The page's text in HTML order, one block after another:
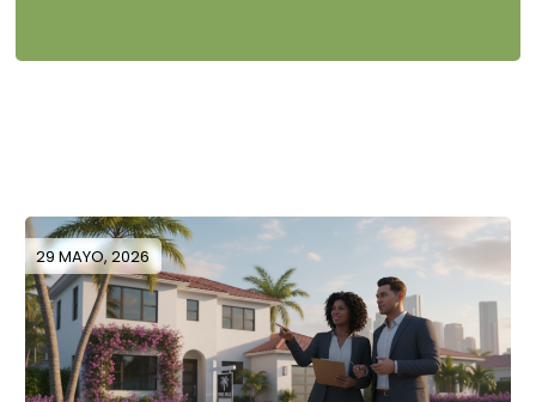
29 MAYO, 2026